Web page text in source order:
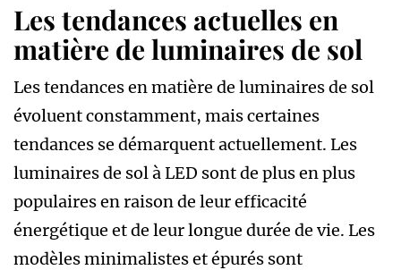
Les tendances actuelles en
matière de luminaires de sol
Les tendances en matière de luminaires de sol
évoluent constamment, mais certaines
tendances se démarquent actuellement. Les
luminaires de sol à LED sont de plus en plus
populaires en raison de leur efficacité
énergétique et de leur longue durée de vie. Les
modèles minimalistes et épurés sont